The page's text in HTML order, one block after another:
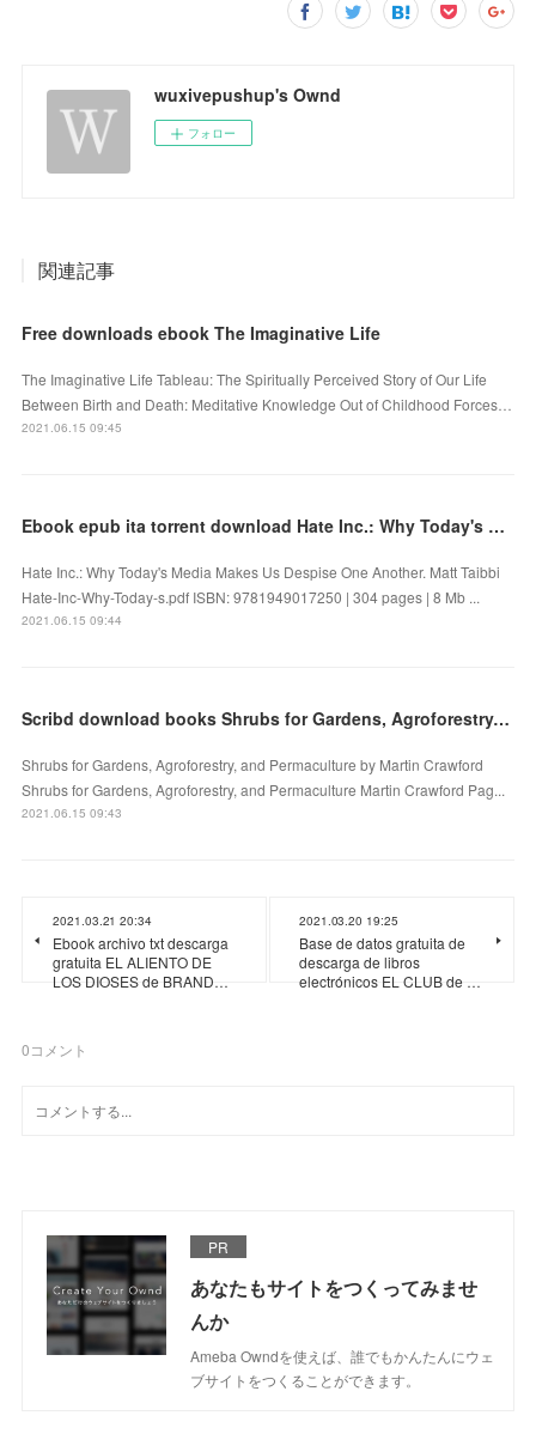
wuxivepushup's Ownd
フォロー
関連記事
Free downloads ebook The Imaginative Life
The Imaginative Life Tableau: The Spiritually Perceived Story of Our Life
Between Birth and Death: Meditative Knowledge Out of Childhood Forces…
2021.06.15 09:45
Ebook epub ita torrent download Hate Inc.: Why Today's Media Makes Us Despise One Another
Hate Inc.: Why Today's Media Makes Us Despise One Another. Matt Taibbi
Hate-Inc-Why-Today-s.pdf ISBN: 9781949017250 | 304 pages | 8 Mb ...
2021.06.15 09:44
Scribd download books Shrubs for Gardens, Agroforestry, and Permaculture
Shrubs for Gardens, Agroforestry, and Permaculture by Martin Crawford
Shrubs for Gardens, Agroforestry, and Permaculture Martin Crawford Pag...
2021.06.15 09:43
2021.03.21 20:34
Ebook archivo txt descarga
gratuita EL ALIENTO DE
LOS DIOSES de BRAND…
2021.03.20 19:25
Base de datos gratuita de
descarga de libros
electrónicos EL CLUB de …
0コメント
PR
あなたもサイトをつくってみませ
んか
Ameba Owndを使えば、誰でもかんたんにウェ
ブサイトをつくることができます。